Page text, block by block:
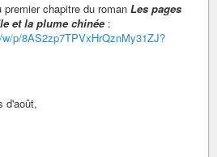
chapitre du roman Les pages
et la plume chinée :
p/8AS2zp7TPVxHrQznMy31ZJ?
d'août,